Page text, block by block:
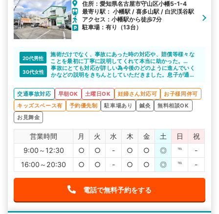
住所：愛知県名古屋市守山区小幡5-1-4
最寄り駅： 小幡駅 / 喜多山駅 / 白沢渓谷駅
アクセス：小幡駅から徒歩7分
駐車場：有り（13台）
20代男性
施術だけでなく、事故にあった時の対応や、賠償等様々な
ことを最初に丁寧に説明してくれて本当に助かった。
施術も丁寧で満足のいく内容だった。
また、仕事の時間に合わせて予約の変更等もスムーズに対
30代女性
事故にとても対応が詳しい為今後のどのように進んでいく
かなどの説明をきちんとしていただきました。息子が通っ
心しています。
交通事故対応 早朝OK 土曜日OK 妊婦さん対応可
お子様同伴可
キッズスペース有
予約優先制 駐車場あり 鍼灸
無料相談OK
お見舞金
営業時間 月 火 水 木 金 土 日
祝
9:00～12:30
○ ○ - ○ ○ ◎ ℡
-
16:00～20:30
○ ○ - ○ ○ ◎ ℡ -
電話で無料予約をする